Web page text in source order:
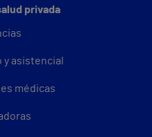
privada
y asistencial
médicas